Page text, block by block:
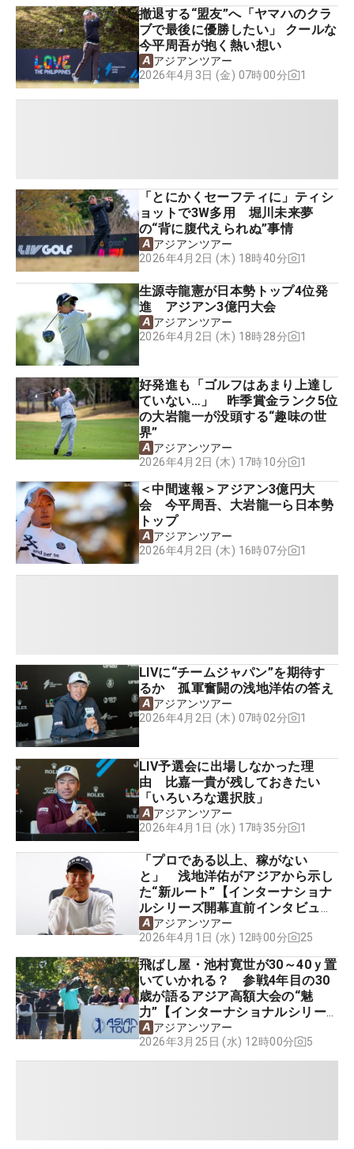
撤退する“盟友”へ「ヤマハのクラ
ブで最後に優勝したい」 クールな
今平周吾が抱く熱い想い
アジアンツアー
2026年4月3日 (金) 07時00分
1
「とにかくセーフティに」ティシ
ョットで3W多用 堀川未来夢
の“背に腹代えられぬ”事情
アジアンツアー
2026年4月2日 (木) 18時40分
1
生源寺龍憲が日本勢トップ4位発
進 アジアン3億円大会
アジアンツアー
2026年4月2日 (木) 18時28分
1
好発進も「ゴルフはあまり上達し
ていない…」 昨季賞金ランク5位
の大岩龍一が没頭する“趣味の世
界”
アジアンツアー
2026年4月2日 (木) 17時10分
1
＜中間速報＞アジアン3億円大
会 今平周吾、大岩龍一ら日本勢
トップ
アジアンツアー
2026年4月2日 (木) 16時07分
1
LIVに“チームジャパン”を期待す
るか 孤軍奮闘の浅地洋佑の答え
アジアンツアー
2026年4月2日 (木) 07時02分
1
LIV予選会に出場しなかった理
由 比嘉一貴が残しておきたい
「いろいろな選択肢」
アジアンツアー
2026年4月1日 (水) 17時35分
1
「プロである以上、稼がない
と」 浅地洋佑がアジアから示し
た“新ルート”【インターナショナ
ルシリーズ開幕直前インタビュ
ー】アジアンツアー
2026年4月1日 (水) 12時00分
25
飛ばし屋・池村寛世が30～40ｙ置
いていかれる？ 参戦4年目の30
歳が語るアジア高額大会の“魅
力”【インターナショナルシリー
ズ日本大会の見どころ】
アジアンツアー
2026年3月25日 (水) 12時00分
5